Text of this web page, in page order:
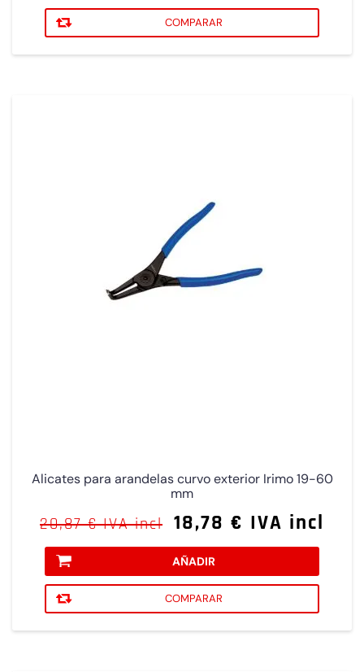
COMPARAR
Alicates para arandelas curvo exterior Irimo 19-60
mm
20,87 € IVA incl 18,78 € IVA incl
AÑADIR
COMPARAR